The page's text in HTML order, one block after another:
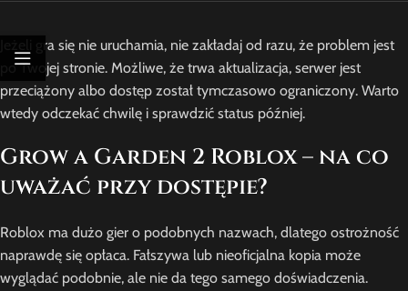
Jeżeli gra się nie uruchamia, nie zakładaj od razu, że problem jest
po Twojej stronie. Możliwe, że trwa aktualizacja, serwer jest
przeciążony albo dostęp został tymczasowo ograniczony. Warto
wtedy odczekać chwilę i sprawdzić status później.
Grow a Garden 2 Roblox – na co
uważać przy dostępie?
Roblox ma dużo gier o podobnych nazwach, dlatego ostrożność
naprawdę się opłaca. Fałszywa lub nieoficjalna kopia może
wyglądać podobnie, ale nie da tego samego doświadczenia.